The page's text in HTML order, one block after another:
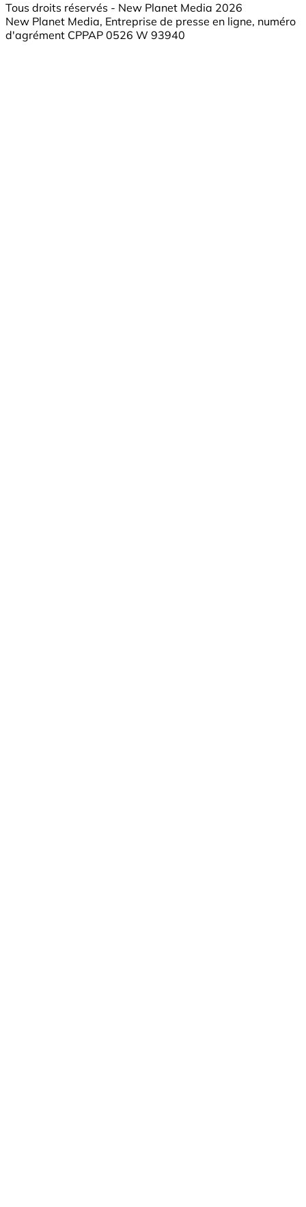
Tous droits réservés - New Planet Media 2026
New Planet Media, Entreprise de presse en ligne, numéro
d'agrément CPPAP 0526 W 93940